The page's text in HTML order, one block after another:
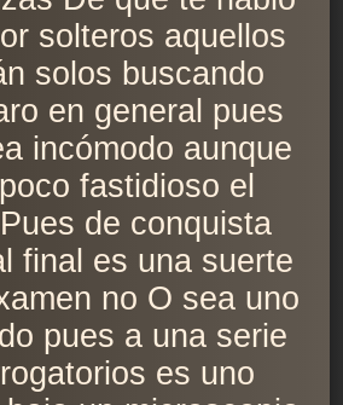
solteros aquellos
solos buscando
en general pues
incómodo aunque
fastidioso el
de conquista
final es una suerte
no O sea uno
pues a una serie
es uno